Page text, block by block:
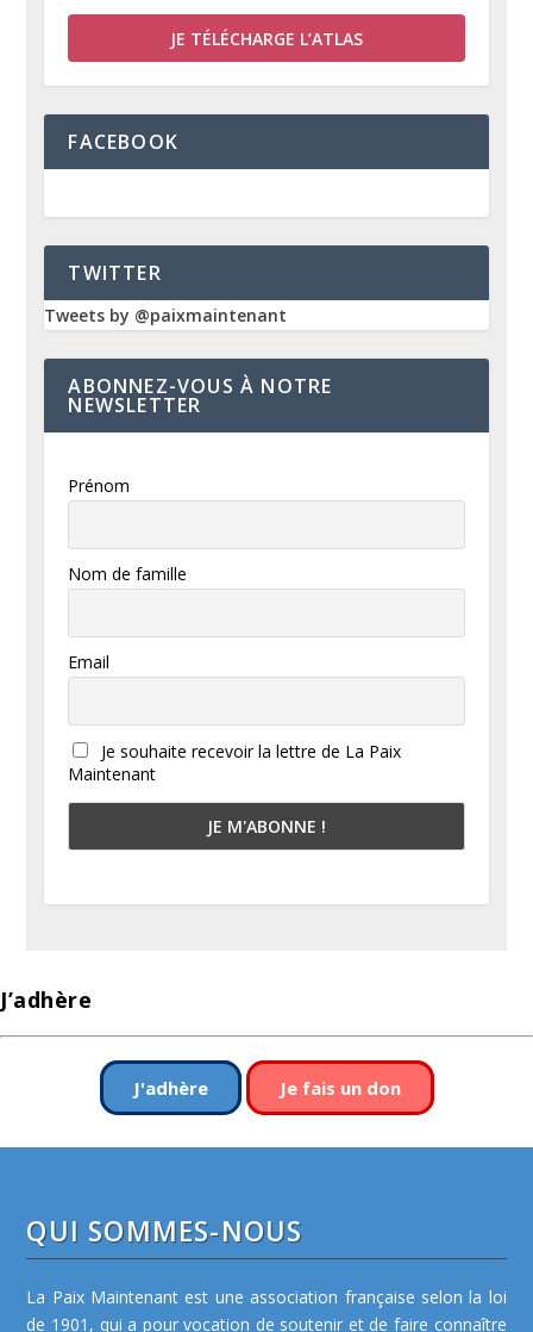
JE TÉLÉCHARGE L’ATLAS
FACEBOOK
TWITTER
Tweets by @paixmaintenant
ABONNEZ-VOUS À NOTRE
NEWSLETTER
Prénom
Nom de famille
Email
Je souhaite recevoir la lettre de La Paix
Maintenant
J’adhère
J'adhère Je fais un don
QUI SOMMES-NOUS
La Paix Maintenant est une association française selon la loi
de 1901, qui a pour vocation de soutenir et de faire connaître